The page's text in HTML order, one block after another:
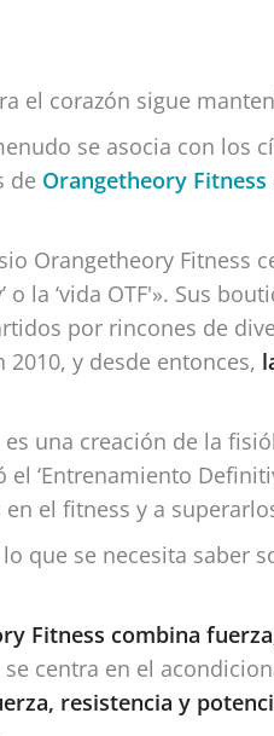
el corazón sigue
se asocia con los
de Orangetheory Fitness
Orangetheory Fitness
o la ‘vida OTF'». Sus
por rincones de
2010, y desde entonces,
una creación de la
‘Entrenamiento
el fitness y a
que se necesita saber
Fitness combina
centra en el
resistencia y